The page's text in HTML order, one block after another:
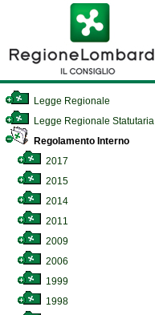
Legge Regionale
Legge Regionale Statutaria
Regolamento Interno
2017
2015
2014
2011
2009
2006
1999
1998